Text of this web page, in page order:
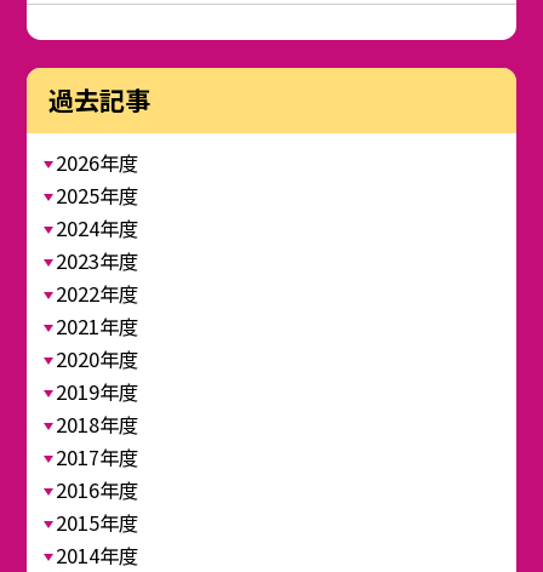
過去記事
2026年度
2025年度
2024年度
2023年度
2022年度
2021年度
2020年度
2019年度
2018年度
2017年度
2016年度
2015年度
2014年度